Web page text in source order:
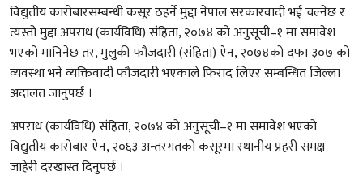
विद्युतीय कारोबारसम्बन्धी कसूर ठहर्ने मुद्दा नेपाल सरकारवादी भई चल्नेछ र
त्यस्तो मुद्दा अपराध (कार्यविधि) संहिता, २०७४ को अनुसूची–१ मा समावेश
भएको मानिनेछ तर, मुलुकी फौजदारी (संहिता) ऐन, २०७४को दफा ३०७ को
व्यवस्था भने व्यक्तिवादी फौजदारी भएकाले फिराद लिएर सम्बन्धित जिल्ला
अदालत जानुपर्छ ।
अपराध (कार्यविधि) संहिता, २०७४ को अनुसूची–१ मा समावेश भएको
विद्युतीय कारोबार ऐन, २०६३ अन्तरगतको कसूरमा स्थानीय प्रहरी समक्ष
जाहेरी दरखास्त दिनुपर्छ ।